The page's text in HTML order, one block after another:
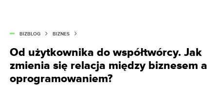
BIZBLOG BIZNES
Od użytkownika do współtwórcy. Jak
zmienia się relacja między biznesem a
oprogramowaniem?